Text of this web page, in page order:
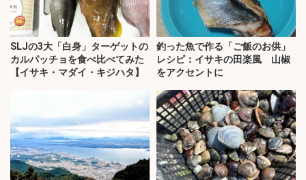
SLJの3大「白身」ターゲットの
カルパッチョを食べ比べてみた
【イサキ・マダイ・キジハタ】
釣った魚で作る「ご飯のお供」
レシピ：イサキの田楽風 山椒
をアクセントに